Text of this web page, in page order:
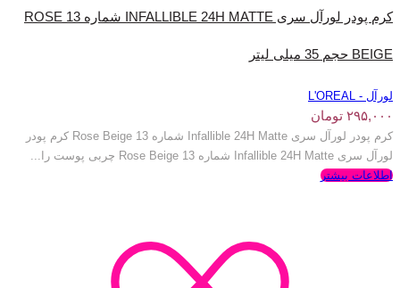
کرم پودر لورآل سری INFALLIBLE 24H MATTE شماره 13 ROSE
BEIGE حجم 35 میلی‌ لیتر
لورآل - L'OREAL
۲۹۵,۰۰۰ تومان
کرم پودر لورآل سری Infallible 24H Matte شماره 13 Rose Beige کرم پودر
لورآل سری Infallible 24H Matte شماره 13 Rose Beige چربی پوست را...
اطلاعات بیشتر